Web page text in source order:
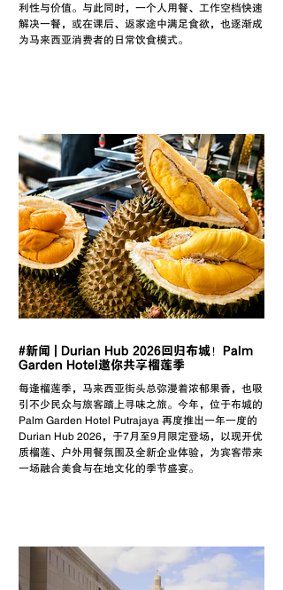
利性与价值。与此同时，一个人用餐、工作空档快速
解决一餐，或在课后、返家途中满足食欲，也逐渐成
为马来西亚消费者的日常饮食模式。
#新闻 | Durian Hub 2026回归布城！Palm
Garden Hotel邀你共享榴莲季
每逢榴莲季，马来西亚街头总弥漫着浓郁果香，也吸
引不少民众与旅客踏上寻味之旅。今年，位于布城的
Palm Garden Hotel Putrajaya 再度推出一年一度的
Durian Hub 2026，于7月至9月限定登场，以现开优
质榴莲、户外用餐氛围及全新企业体验，为宾客带来
一场融合美食与在地文化的季节盛宴。